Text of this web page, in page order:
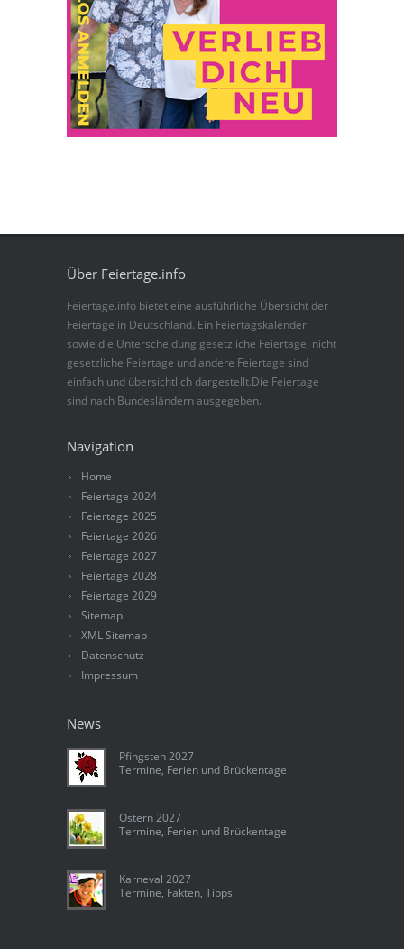
Über Feiertage.info
Feiertage.info bietet eine ausführliche Übersicht der
Feiertage in Deutschland. Ein Feiertagskalender
sowie die Unterscheidung gesetzliche Feiertage, nicht
gesetzliche Feiertage und andere Feiertage sind
einfach und übersichtlich dargestellt.Die Feiertage
sind nach Bundesländern ausgegeben.
Navigation
Home
Feiertage 2024
Feiertage 2025
Feiertage 2026
Feiertage 2027
Feiertage 2028
Feiertage 2029
Sitemap
XML Sitemap
Datenschutz
Impressum
News
Pfingsten 2027
Termine, Ferien und Brückentage
Ostern 2027
Termine, Ferien und Brückentage
Karneval 2027
Termine, Fakten, Tipps